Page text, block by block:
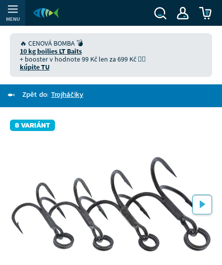
MENU
🔥 CENOVÁ BOMBA 💣
10 kg boilies LT Baits
+ booster v hodnote 99 Kč len za 699 Kč 👉🏻
kúpite TU
Zpět do: Trojháčiky
8 VARIÁNT